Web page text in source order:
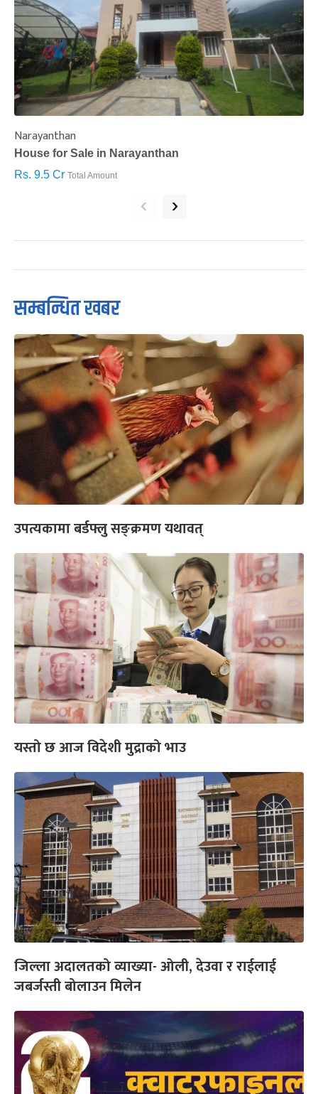
Narayanthan
House for Sale in Narayanthan
Rs. 9.5 Cr Total Amount
‹ ›
सम्बन्धित खबर
उपत्यकामा बर्डफ्लु सङ्क्रमण यथावत्
यस्तो छ आज विदेशी मुद्राको भाउ
जिल्ला अदालतको व्याख्या- ओली, देउवा र राईलाई
जबर्जस्ती बोलाउन मिलेन